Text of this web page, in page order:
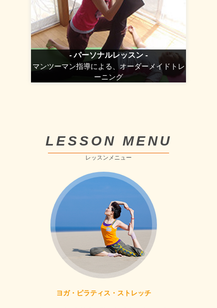
- パーソナルレッスン -
マンツーマン指導による、オーダーメイドトレ
ーニング
LESSON MENU
レッスンメニュー
ヨガ・ピラティス・ストレッチ